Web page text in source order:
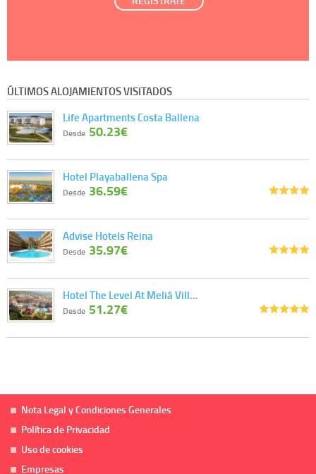
ÚLTIMOS ALOJAMIENTOS VISITADOS
Life Apartments Costa Ballena
Desde 50.23€
Hotel Playaballena Spa
Desde 36.59€
Advise Hotels Reina
Desde 35.97€
Hotel The Level At Meliá Vill…
Desde 51.27€
Nota Legal y Condiciones Generales
Política de Privacidad
Uso de cookies
Empresas